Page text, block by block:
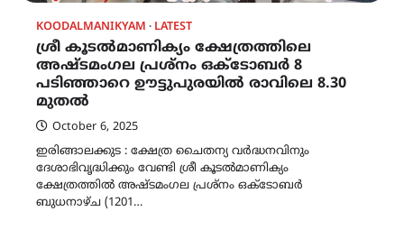
KOODALMANIKYAM LATEST
ശ്രീ കൂടൽമാണിക്യം ക്ഷേത്രത്തിലെ
അഷ്ടമംഗല പ്രശ്‌നം ഒക്ടോബർ 8
പടിഞ്ഞാറെ ഊട്ടുപുരയിൽ രാവിലെ 8.30
മുതൽ
October 6, 2025
ഇരിങ്ങാലക്കുട : ക്ഷേത്ര ചൈതന്യ വർദ്ധനവിനും
ദേശാഭിവൃദ്ധിക്കും വേണ്ടി ശ്രീ കൂടൽമാണിക്യം
ക്ഷേത്രത്തിൽ അഷ്ടമംഗല പ്രശ്‌നം ഒക്ടോബർ
ബുധനാഴ്ച‌ (1201…